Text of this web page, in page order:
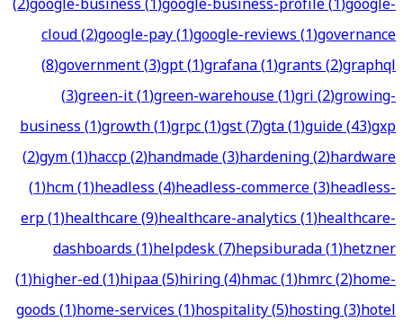
cloud(2)google-pay(1)google-reviews(1)governance
(8)government(3)gpt(1)grafana(1)grants(2)graphql
(3)green-it(1)green-warehouse(1)gri(2)growing-
business(1)growth(1)grpc(1)gst(7)gta(1)guide(43)gxp
(2)gym(1)haccp(2)handmade(3)hardening(2)hardware
(1)hcm(1)headless(4)headless-commerce(3)headless-
erp(1)healthcare(9)healthcare-analytics(1)healthcare-
dashboards(1)helpdesk(7)hepsiburada(1)hetzner
(1)higher-ed(1)hipaa(5)hiring(4)hmac(1)hmrc(2)home-
goods(1)home-services(1)hospitality(5)hosting(3)hotel